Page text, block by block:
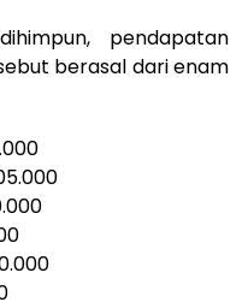
pendapatan
berasal dari enam